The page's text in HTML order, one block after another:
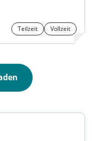
Teilzeit Vollzeit